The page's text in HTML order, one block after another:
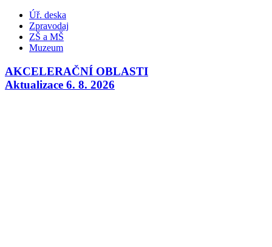
Úř. deska
Zpravodaj
ZŠ a MŠ
Muzeum
AKCELERAČNÍ OBLASTI
Aktualizace 6. 8. 2026